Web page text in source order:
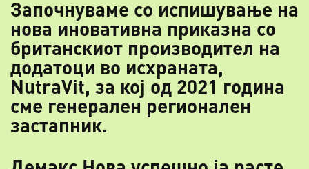
Започнуваме со испишување на
нова иновативна приказна со
британскиот производител на
додатоци во исхраната,
NutraVit, за кој од 2021година
сме генераленрегионален
застапник.